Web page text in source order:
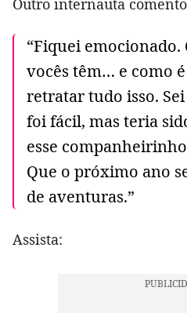
“Fiquei
vocês têm… e como
retratar tudo isso.
foi fácil, mas teria
esse
Que o próximo ano
de aventuras.”
Assista: